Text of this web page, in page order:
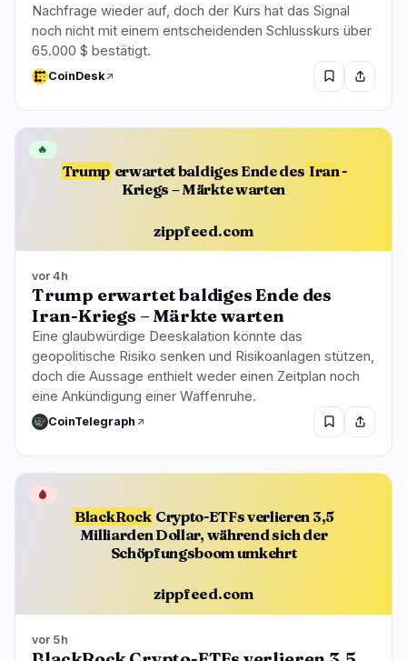
Nachfrage wieder auf, doch der Kurs hat das Signal
noch nicht mit einem entscheidenden Schlusskurs über
65.000 $ bestätigt.
CoinDesk
Trump erwartet baldiges Ende des Iran-
Kriegs – Märkte warten
zippfeed.com
🔥
vor 4h
Trump erwartet baldiges Ende des
Iran-Kriegs – Märkte warten
Eine glaubwürdige Deeskalation könnte das
geopolitische Risiko senken und Risikoanlagen stützen,
doch die Aussage enthielt weder einen Zeitplan noch
eine Ankündigung einer Waffenruhe.
CoinTelegraph
BlackRock Crypto-ETFs verlieren 3,5
Milliarden Dollar, während sich der
Schöpfungsboom umkehrt
zippfeed.com
🩸
vor 5h